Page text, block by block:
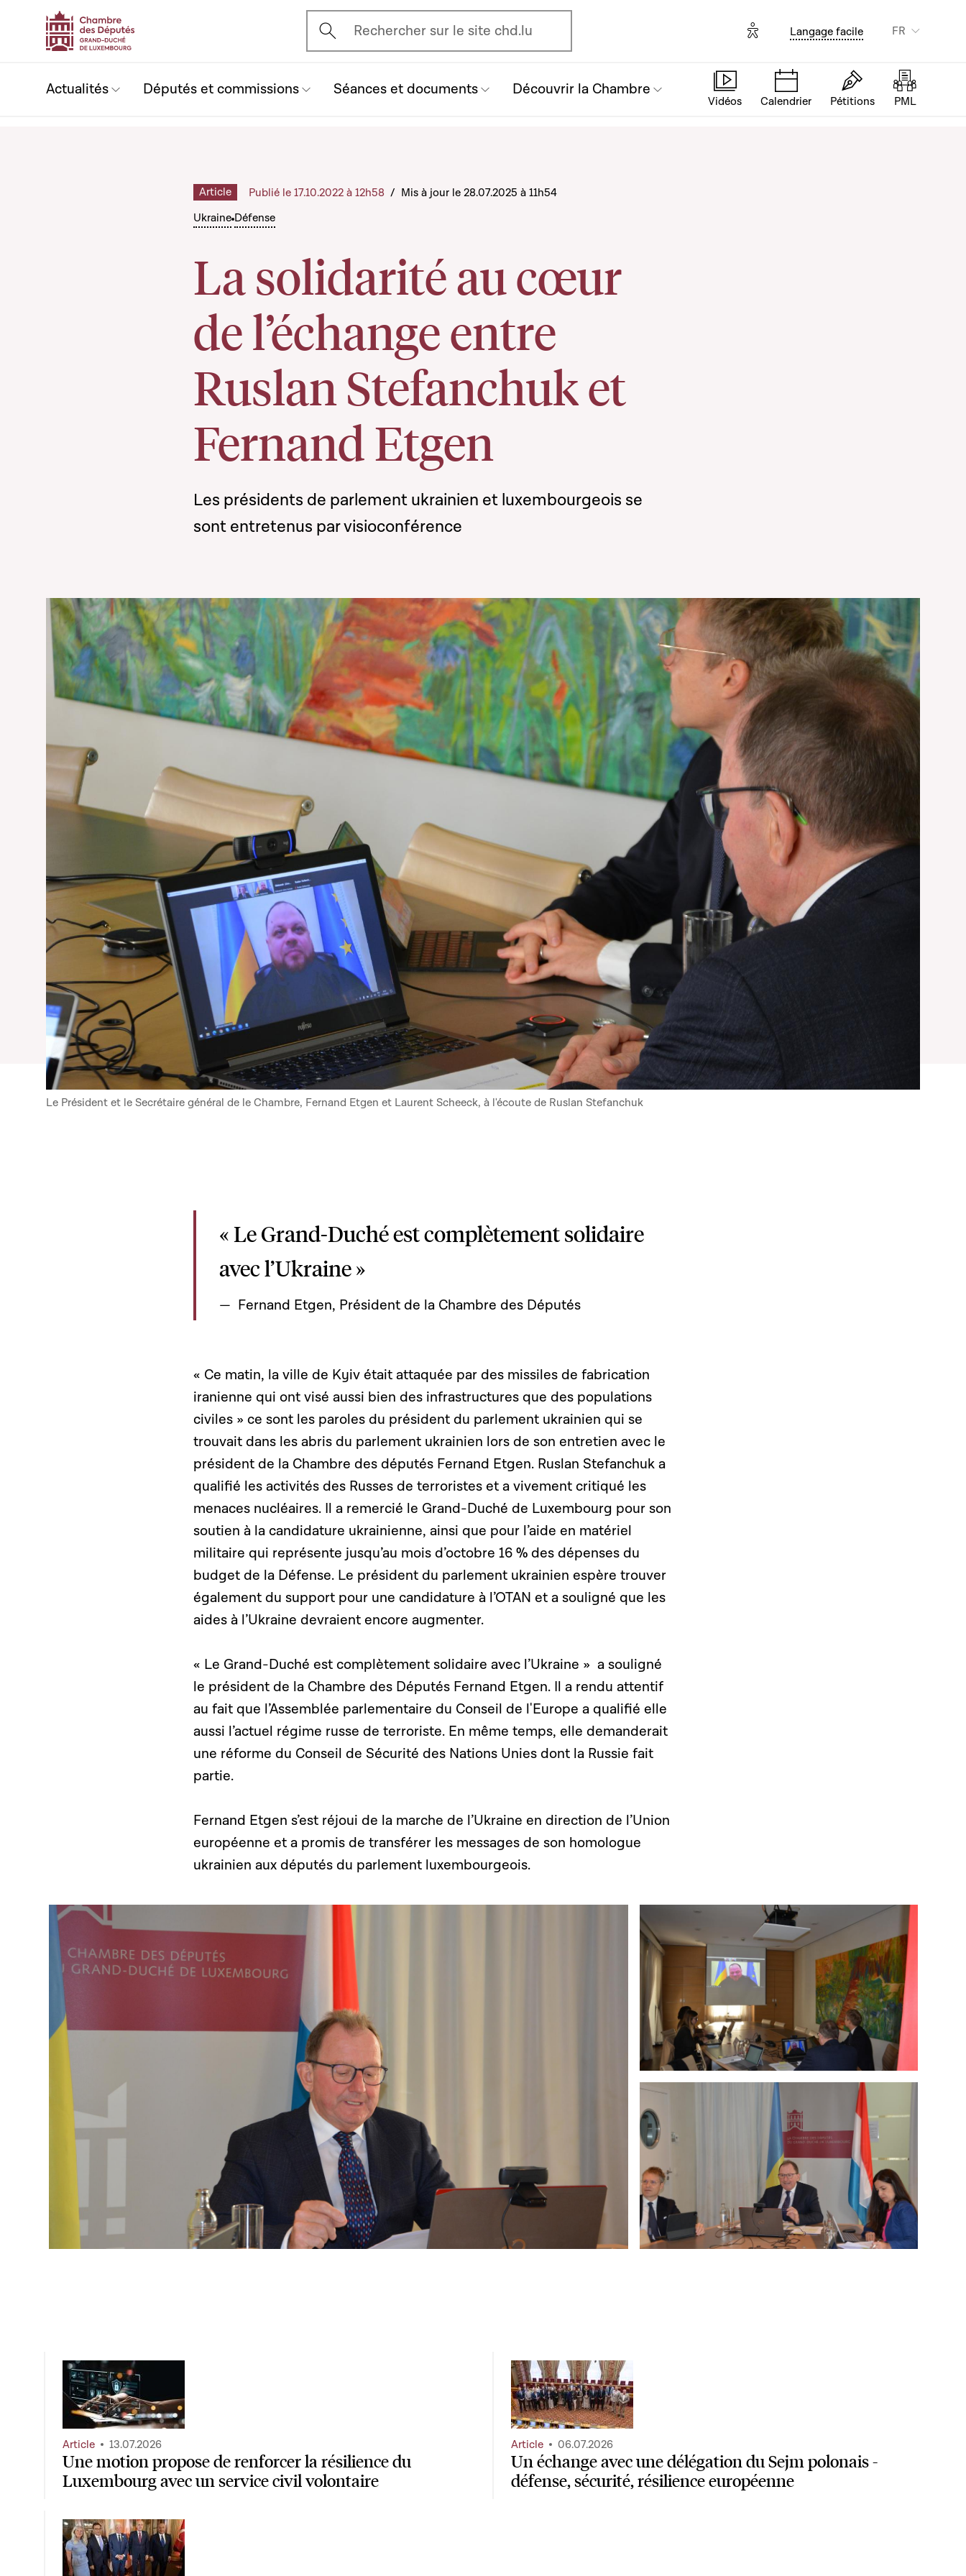
Ouvrir l'écran de recherche
Rechercher sur le site chd.lu Options d'accessibilité
Langage facile FR
Actualités Députés et commissions Séances et documents Découvrir la Chambre
Vidéos Calendrier Pétitions PML
Ukraine Défense
La solidarité au cœur
de l’échange entre
Ruslan Stefanchuk et
Fernand Etgen
Article Publié le 17.10.2022 à 12h58 / Mis à jour le 28.07.2025 à 11h54
Les présidents de parlement ukrainien et luxembourgeois se
sont entretenus par visioconférence
Le Président et le Secrétaire général de le Chambre, Fernand Etgen et Laurent Scheeck, à l'écoute de Ruslan Stefanchuk
« Le Grand-Duché est complètement solidaire
avec l’Ukraine »
Fernand Etgen, Président de la Chambre des Députés
« Ce matin, la ville de Kyiv était attaquée par des missiles de fabrication
iranienne qui ont visé aussi bien des infrastructures que des populations
civiles » ce sont les paroles du président du parlement ukrainien qui se
trouvait dans les abris du parlement ukrainien lors de son entretien avec le
président de la Chambre des députés Fernand Etgen. Ruslan Stefanchuk a
qualifié les activités des Russes de terroristes et a vivement critiqué les
menaces nucléaires. Il a remercié le Grand-Duché de Luxembourg pour son
soutien à la candidature ukrainienne, ainsi que pour l’aide en matériel
militaire qui représente jusqu’au mois d’octobre 16 % des dépenses du
budget de la Défense. Le président du parlement ukrainien espère trouver
également du support pour une candidature à l’OTAN et a souligné que les
aides à l’Ukraine devraient encore augmenter.
« Le Grand-Duché est complètement solidaire avec l’Ukraine » a souligné
le président de la Chambre des Députés Fernand Etgen. Il a rendu attentif
au fait que l’Assemblée parlementaire du Conseil de l'Europe a qualifié elle
aussi l’actuel régime russe de terroriste. En même temps, elle demanderait
une réforme du Conseil de Sécurité des Nations Unies dont la Russie fait
partie.
Fernand Etgen s’est réjoui de la marche de l’Ukraine en direction de l’Union
européenne et a promis de transférer les messages de son homologue
ukrainien aux députés du parlement luxembourgeois.
Open image in gallery
Open image in gallery
Open image in gallery
Une motion propose de renforcer la résilience du
Luxembourg avec un service civil volontaire
Article 13.07.2026
Un échange avec une délégation du Sejm polonais -
défense, sécurité, résilience européenne
Article 06.07.2026